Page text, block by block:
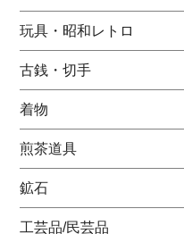
玩具・昭和レトロ
古銭・切手
着物
煎茶道具
鉱石
工芸品/民芸品